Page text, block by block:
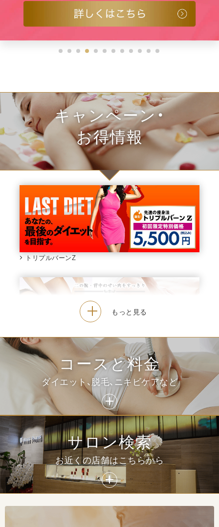
キャンペーン・
お得情報
トリプルバーンZ
二の腕・ワキ集中トリートメント
スリム革命ダイエット（足やせ）
コースと料金
ダイエット、脱毛、ニキビケアなど
サロン検索
お近くの店舗はこちらから